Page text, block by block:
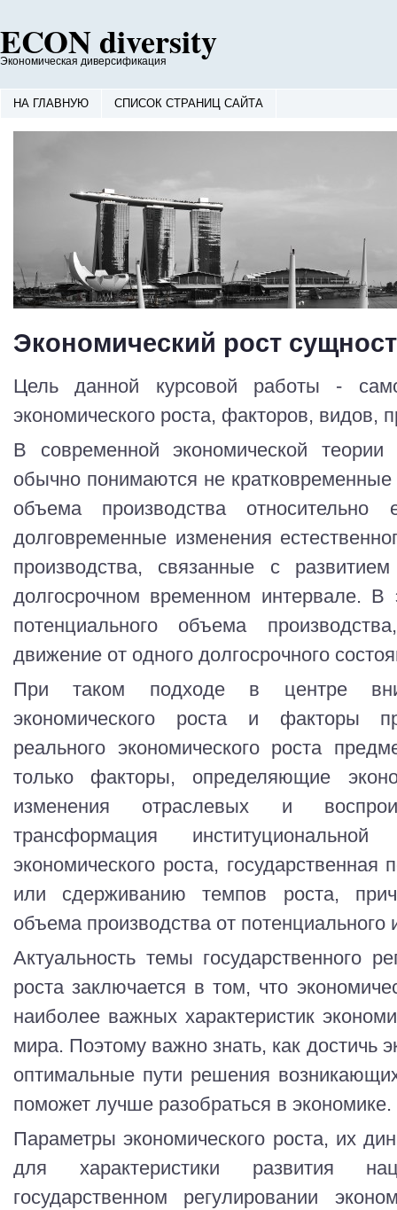
ECON diversity
Экономическая диверсификация
НА ГЛАВНУЮ СПИСОК СТРАНИЦ САЙТА
Экономический рост
Цель данной курсовой работы -
экономического роста, факторов, видов,
В современной экономической
обычно понимаются не
объема производства относительно
долговременные изменения
производства, связанные с
долгосрочном временном интервале. В
потенциального объема
движение от одного долгосрочного
При таком подходе в центре
экономического роста и факторы
реального экономического роста
только факторы, определяющие
изменения отраслевых и
трансформация
экономического роста,
или сдерживанию темпов роста,
объема производства от потенциального
Актуальность темы государственного
роста заключается в том, что
наиболее важных характеристик
мира. Поэтому важно знать, как достичь
оптимальные пути решения
поможет лучше разобраться в экономике.
Параметры экономического роста, их
для характеристики развития
государственном регулировании